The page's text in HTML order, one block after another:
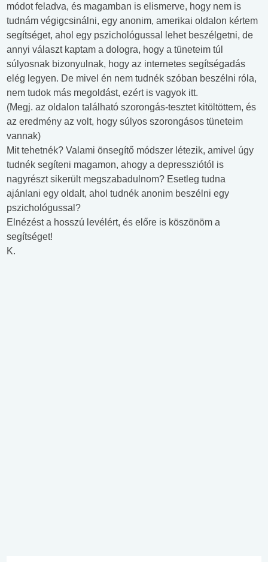
módot feladva, és magamban is elismerve, hogy nem is
tudnám végigcsinálni, egy anonim, amerikai oldalon kértem
segítséget, ahol egy pszichológussal lehet beszélgetni, de
annyi választ kaptam a dologra, hogy a tüneteim túl
súlyosnak bizonyulnak, hogy az internetes segítségadás
elég legyen. De mivel én nem tudnék szóban beszélni róla,
nem tudok más megoldást, ezért is vagyok itt.
(Megj. az oldalon található szorongás-tesztet kitöltöttem, és
az eredmény az volt, hogy súlyos szorongásos tüneteim
vannak)
Mit tehetnék? Valami önsegítő módszer létezik, amivel úgy
tudnék segíteni magamon, ahogy a depressziótól is
nagyrészt sikerült megszabadulnom? Esetleg tudna
ajánlani egy oldalt, ahol tudnék anonim beszélni egy
pszichológussal?
Elnézést a hosszú levélért, és előre is köszönöm a
segítséget!
K.